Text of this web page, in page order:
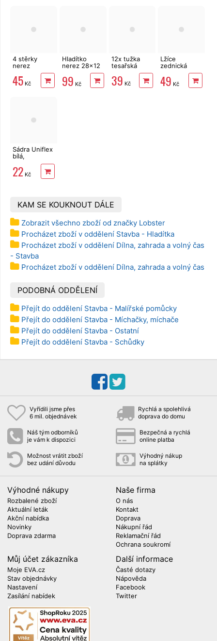
4 stěrky
nerez
45 Kč
Hladítko
nerez 28x12
cm, zub 8
mm
99 Kč
12x tužka
tesařská
39 Kč
Lžíce
zednická
ocelová 18
cm
49 Kč
Sádra Uniflex
bílá,
modelářská 1
kg
22 Kč
KAM SE KOUKNOUT DÁLE
Zobrazit všechno zboží od značky Lobster
Procházet zboží v oddělení Stavba - Hladítka
Procházet zboží v oddělení Dílna, zahrada a volný čas
- Stavba
Procházet zboží v oddělení Dílna, zahrada a volný čas
PODOBNÁ ODDĚLENÍ
Přejít do oddělení Stavba - Malířské pomůcky
Přejít do oddělení Stavba - Míchačky, míchače
Přejít do oddělení Stavba - Ostatní
Přejít do oddělení Stavba - Schůdky
Vyřídili jsme přes
6 mil. objednávek
Rychlá a spolehlivá
doprava do domu
Náš tým odborníků
je vám k dispozici
Bezpečná a rychlá
online platba
Možnost vrátit zboží
bez udání důvodu
Výhodný nákup
na splátky
Výhodné nákupy
Rozbalené zboží
Aktuální leták
Akční nabídka
Novinky
Doprava zdarma
Naše firma
O nás
Kontakt
Doprava
Nákupní řád
Reklamační řád
Ochrana soukromí
Můj účet zákazníka
Moje EVA.cz
Stav objednávky
Nastavení
Zasílání nabídek
Další informace
Časté dotazy
Nápověda
Facebook
Twitter